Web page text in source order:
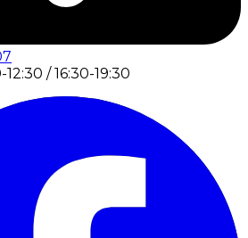
12:30 / 16:30-19:30